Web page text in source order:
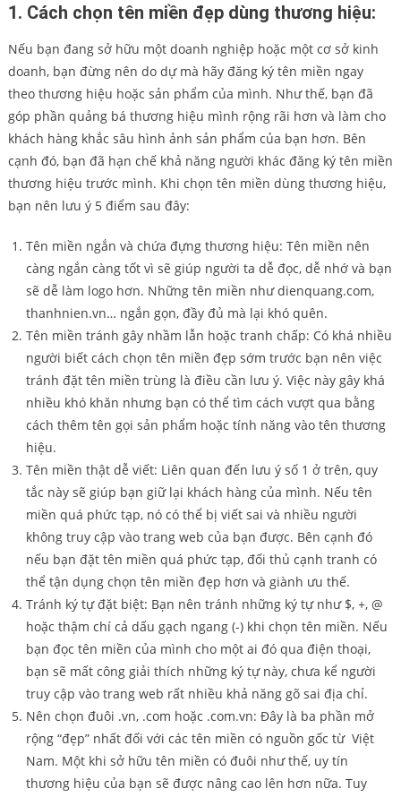
1. Cách chọn tên miền đẹp dùng thương hiệu:
Nếu bạn đang sở hữu một doanh nghiệp hoặc một cơ sở kinh
doanh, bạn đừng nên do dự mà hãy đăng ký tên miền ngay
theo thương hiệu hoặc sản phẩm của mình. Như thế, bạn đã
góp phần quảng bá thương hiệu mình rộng rãi hơn và làm cho
khách hàng khắc sâu hình ảnh sản phẩm của bạn hơn. Bên
cạnh đó, bạn đã hạn chế khả năng người khác đăng ký tên miền
thương hiệu trước mình. Khi chọn tên miền dùng thương hiệu,
bạn nên lưu ý 5 điểm sau đây:
Tên miền ngắn và chứa đựng thương hiệu: Tên miền nên
càng ngắn càng tốt vì sẽ giúp người ta dễ đọc, dễ nhớ và bạn
sẽ dễ làm logo hơn. Những tên miền như dienquang.com,
thanhnien.vn… ngắn gọn, đầy đủ mà lại khó quên.
Tên miền tránh gây nhầm lẫn hoặc tranh chấp: Có khá nhiều
người biết cách chọn tên miền đẹp sớm trước bạn nên việc
tránh đặt tên miền trùng là điều cần lưu ý. Việc này gây khá
nhiều khó khăn nhưng bạn có thể tìm cách vượt qua bằng
cách thêm tên gọi sản phẩm hoặc tính năng vào tên thương
hiệu.
Tên miền thật dễ viết: Liên quan đến lưu ý số 1 ở trên, quy
tắc này sẽ giúp bạn giữ lại khách hàng của mình. Nếu tên
miền quá phức tạp, nó có thể bị viết sai và nhiều người
không truy cập vào trang web của bạn được. Bên cạnh đó
nếu bạn đặt tên miền quá phức tạp, đối thủ cạnh tranh có
thể tận dụng chọn tên miền đẹp hơn và giành ưu thế.
Tránh ký tự đặt biệt: Bạn nên tránh những ký tự như $, +, @
hoặc thậm chí cả dấu gạch ngang (-) khi chọn tên miền. Nếu
bạn đọc tên miền của mình cho một ai đó qua điện thoại,
bạn sẽ mất công giải thích những ký tự này, chưa kể người
truy cập vào trang web rất nhiều khả năng gõ sai địa chỉ.
Nên chọn đuôi .vn, .com hoặc .com.vn: Đây là ba phần mở
rộng “đẹp” nhất đối với các tên miền có nguồn gốc từ Việt
Nam. Một khi sở hữu tên miền có đuôi như thế, uy tín
thương hiệu của bạn sẽ được nâng cao lên hơn nữa. Tuy